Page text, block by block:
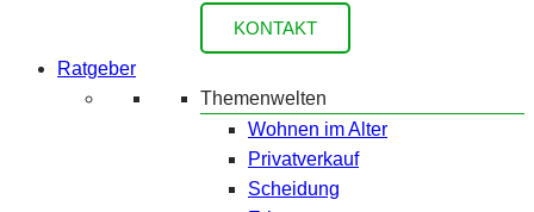
KONTAKT
Ratgeber
Themenwelten
Wohnen im Alter
Privatverkauf
Scheidung